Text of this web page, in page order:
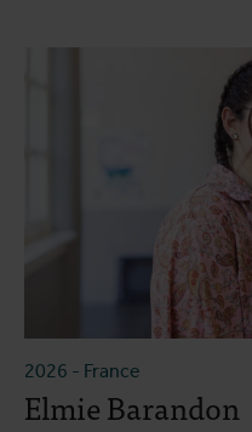
2026 - France
Elmie Barandon